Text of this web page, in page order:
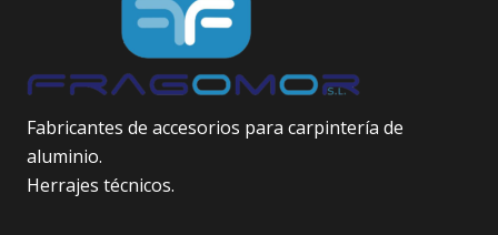
Fabricantes de accesorios para carpintería de
aluminio.
Herrajes técnicos.